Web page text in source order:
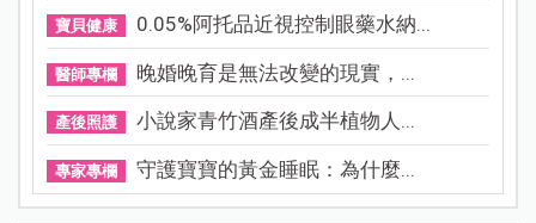
寶貝健康 0.05%阿托品近視控制眼藥水納...
醫師專欄 晚婚晚育是無法改變的現實，...
產後照護 小說家青竹酒產後成半植物人...
專家專欄 守護寶寶的黃金睡眠：為什麼...